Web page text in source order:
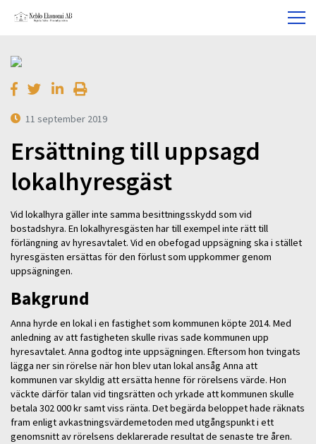
11 september 2019
Ersättning till uppsagd
lokalhyresgäst
Vid lokalhyra gäller inte samma besittningsskydd som vid
bostadshyra. En lokalhyresgästen har till exempel inte rätt till
förlängning av hyresavtalet. Vid en obefogad uppsägning ska i stället
hyresgästen ersättas för den förlust som uppkommer genom
uppsägningen.
Bakgrund
Anna hyrde en lokal i en fastighet som kommunen köpte 2014. Med
anledning av att fastigheten skulle rivas sade kommunen upp
hyresavtalet. Anna godtog inte uppsägningen. Eftersom hon tvingats
lägga ner sin rörelse när hon blev utan lokal ansåg Anna att
kommunen var skyldig att ersätta henne för rörelsens värde. Hon
väckte därför talan vid tingsrätten och yrkade att kommunen skulle
betala 302 000 kr samt viss ränta. Det begärda beloppet hade räknats
fram enligt avkastningsvärdemetoden med utgångspunkt i ett
genomsnitt av rörelsens deklarerade resultat de senaste tre åren.